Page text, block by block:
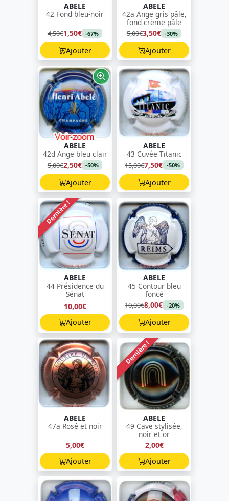
ABELE
42 Fond bleu-noir
4,50€1,50€ -67%
Ajouter
ABELE
42a Ange gris pâle,
fond crème pâle
5,00€3,50€ -30%
Ajouter
ABELE
42d Ange bleu clair
5,00€2,50€ -50%
Ajouter
ABELE
43 Cuvée Titanic
15,00€7,50€ -50%
Ajouter
Dernière !
ABELE
44 Présidence du
Sénat
10,00€
Ajouter
ABELE
45 Contour bleu
foncé
10,00€8,00€ -20%
Ajouter
ABELE
47a Rosé et noir
5,00€
Ajouter
Dernière !
ABELE
49 Cave stylisée,
noir et or
2,00€
Ajouter